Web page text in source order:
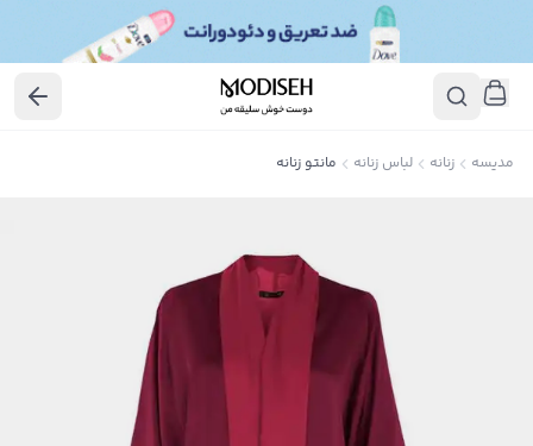
مدیسه زنانه لباس زنانه مانتو زنانه